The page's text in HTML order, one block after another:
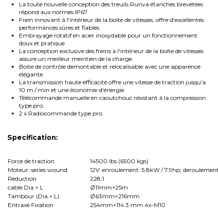
La toute nouvelle conception des treuils Runva étanches brevetées
répond aux normes IP67
Frein innovant à l'intérieur de la boîte de vitesses, offre d'excellentes
performances sûres et fiables
Embrayage rotatif en acier inoxydable pour un fonctionnement
doux et pratique
La conception exclusive des freins à l'intérieur de la boîte de vitesses
assure un meilleur meintien de la charge.
Boite de contrôle demontable et relocalisable avec une apparence
élégante
La transmission haute efficacité offre une vitesse de traction jusqu'a
10 m / min et une économie d'énergie
Télécommande manuelle en caoutchouc résistant à la compression
type pro.
2 x Radiocommande type pro.
Specification:
Force de traction
14500 lbs (6500 kgs)
Moteur: series wound
12V: enroulement: 5.8kW / 7.9hp;
Reduction
228:1
cable Dia.× L
Ø11mm×25m
Tambour (Dia.× L)
Ø63mm×216mm
Entraxe Fixation
254mm×114.3 mm 4x-M10